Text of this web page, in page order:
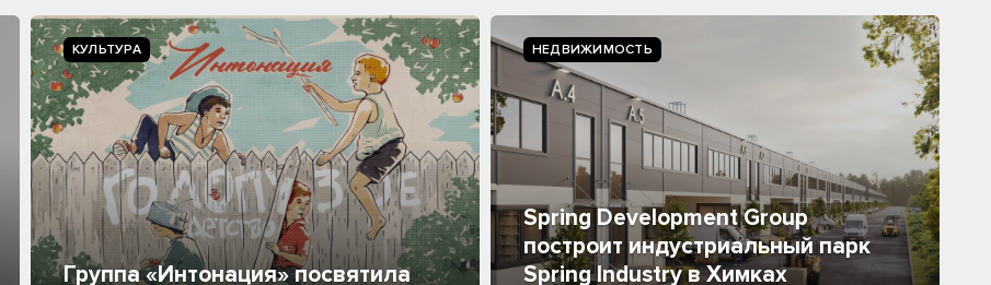
КУЛЬТУРА
Группа «Интонация» посвятила
НЕДВИЖИМОСТЬ
Spring Development Group
построит индустриальный парк
Spring Industry в Химках